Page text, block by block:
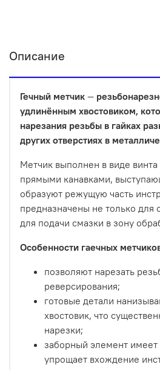
Описание
Гечный метчик —
удлинённым хвостовиком,
нарезания резьбы в гайках
других отверстиях в
Метчик выполнен в виде
прямыми канавками,
образуют режущую часть
предназначены не только для
для подачи смазки в зону
Особенности гаечных
позволяют нарезать
реверсирования;
готовые детали
хвостовик, что
нарезки;
заборный элемент имеет
упрощает вхождение